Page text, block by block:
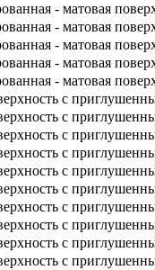
- матовая
- матовая
- матовая
- матовая
- матовая
с
с
с
с
с
с
с
с
с
с